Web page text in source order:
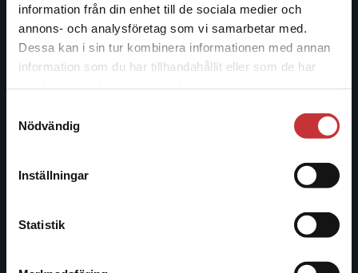
information från din enhet till de sociala medier och
annons- och analysföretag som vi samarbetar med.
Dessa kan i sin tur kombinera informationen med annan
information som du har tillhandahållit eller som de har
Nödvändig
Inställningar
Statistik
Det verkar som att du besöker
studentlitteratur.se via en enhet utanför Sverige.
Vi erbjuder inte leveranser utanför Sverige. För
att kunna slutföra ett köp måste
Studentlitteratur grundades 1963 och är idag Sveriges
ledande utbildningsförlag. Med läromedel, kurslitteratur,
facklitteratur, utbildningar och digitala
informationstjänster i utbudet, finns Studentlitteratur med
längs hela kunskapsresan.
Kontakta oss
Kontakta oss